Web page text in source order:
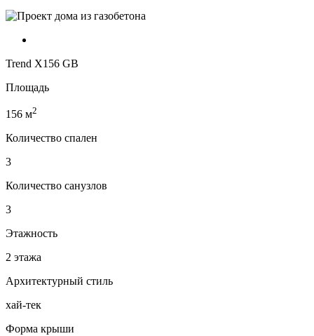
Trend X156 GB
Площадь
156 м2
Количество спален
3
Количество санузлов
3
Этажность
2 этажа
Архитектурный стиль
хай-тек
Форма крыши